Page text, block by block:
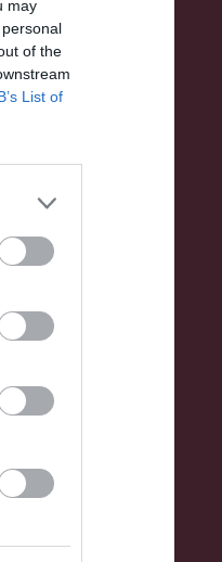
may
of the
List of
Utespelare
P
0
0
0